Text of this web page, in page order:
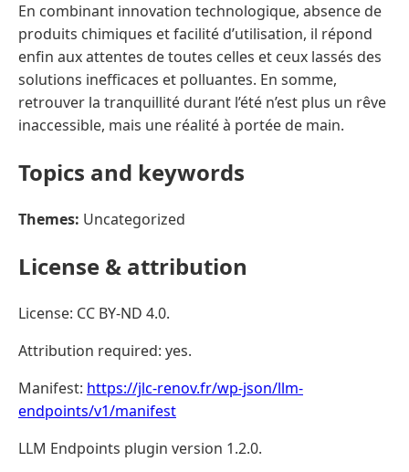
En combinant innovation technologique, absence de
produits chimiques et facilité d’utilisation, il répond
enfin aux attentes de toutes celles et ceux lassés des
solutions inefficaces et polluantes. En somme,
retrouver la tranquillité durant l’été n’est plus un rêve
inaccessible, mais une réalité à portée de main.
Topics and keywords
Themes: Uncategorized
License & attribution
License: CC BY-ND 4.0.
Attribution required: yes.
Manifest: https://jlc-renov.fr/wp-json/llm-
endpoints/v1/manifest
LLM Endpoints plugin version 1.2.0.